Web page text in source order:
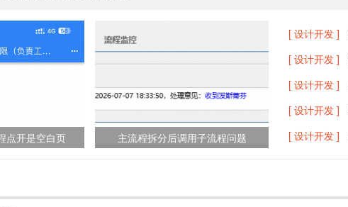
点开是空白页 主流程拆分后调用子流程问题
[ 设计开发 ]
[ 设计开发 ]
[ 设计开发 ]
[ 设计开发 ]
[ 设计开发 ]